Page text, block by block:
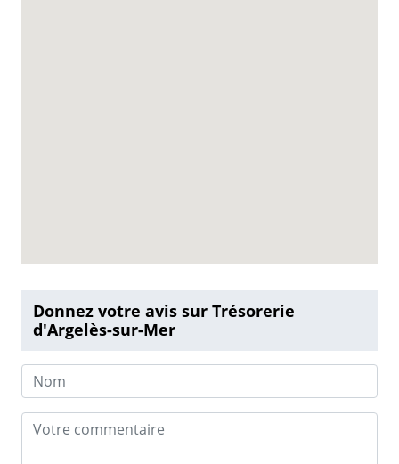
Donnez votre avis sur Trésorerie
d'Argelès-sur-Mer